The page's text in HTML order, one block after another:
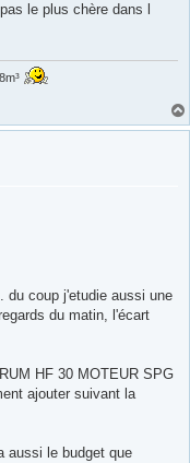
le plus chère dans l
du coup j'etudie aussi une
du matin, l'écart
HF 30 MOTEUR SPG
ajouter suivant la
aussi le budget que